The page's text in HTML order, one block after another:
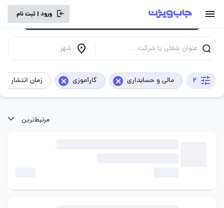
ورود | ثبت نام
عنوان شغلی یا شرکت … شهر
2 مالی و حسابداری × زمان انتشار کارآموزی ×
برای تجربه کاربری بهتر و سرعت بالاتر، vpn
خود را خاموش کنید.